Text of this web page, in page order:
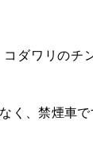
ダワリのチ
なく、禁煙